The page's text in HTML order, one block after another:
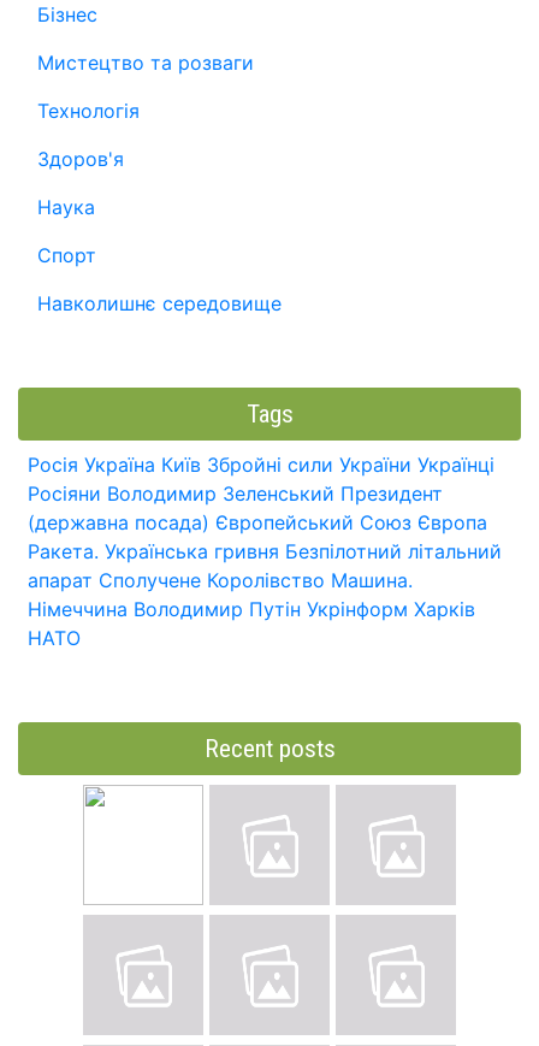
Бізнес
Мистецтво та розваги
Технологія
Здоров'я
Наука
Спорт
Навколишнє середовище
Tags
Росія Україна Київ Збройні сили України Українці
Росіяни Володимир Зеленський Президент
(державна посада) Європейський Союз Європа
Ракета. Українська гривня Безпілотний літальний
апарат Сполучене Королівство Машина.
Німеччина Володимир Путін Укрінформ Харків
НАТО
Recent posts